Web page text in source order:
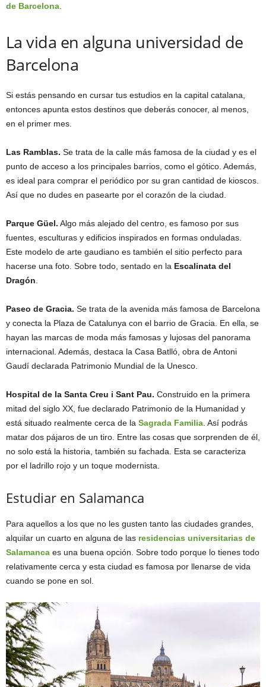
de Barcelona
La vida en alguna universidad de
Barcelona
Si estás pensando en cursar tus estudios en la capital catalana,
entonces apunta estos destinos que deberás conocer, al menos,
en el primer mes.
Las Ramblas. Se trata de la calle más famosa de la ciudad y es el
punto de acceso a los principales barrios, como el gótico. Además,
es ideal para comprar el periódico por su gran cantidad de kioscos.
Así que no dudes en pasearte por el corazón de la ciudad.
Parque Güel. Algo más alejado del centro, es famoso por sus
fuentes, esculturas y edificios inspirados en formas onduladas.
Este modelo de arte gaudiano es también el sitio perfecto para
hacerse una foto. Sobre todo, sentado en la Escalinata del
Dragón
Paseo de Gracia. Se trata de la avenida más famosa de Barcelona
y conecta la Plaza de Catalunya con el barrio de Gracia. En ella, se
hayan las marcas de moda más famosas y lujosas del panorama
internacional. Además, destaca la Casa Batlló, obra de Antoni
Gaudí declarada Patrimonio Mundial de la Unesco.
Hospital de la Santa Creu i Sant Pau. Construido en la primera
mitad del siglo XX, fue declarado Patrimonio de la Humanidad y
está situado realmente cerca de la Sagrada Familia . Así podrás
matar dos pájaros de un tiro. Entre las cosas que sorprenden de él,
no solo está la historia, también su fachada. Esta se caracteriza
por el ladrillo rojo y un toque modernista.
Estudiar en Salamanca
Para aquellos a los que no les gusten tanto las ciudades grandes,
alquilar un cuarto en alguna de las residencias universitarias de
Salamanca es una buena opción. Sobre todo porque lo tienes todo
relativamente cerca y esta ciudad es famosa por llenarse de vida
cuando se pone en sol.